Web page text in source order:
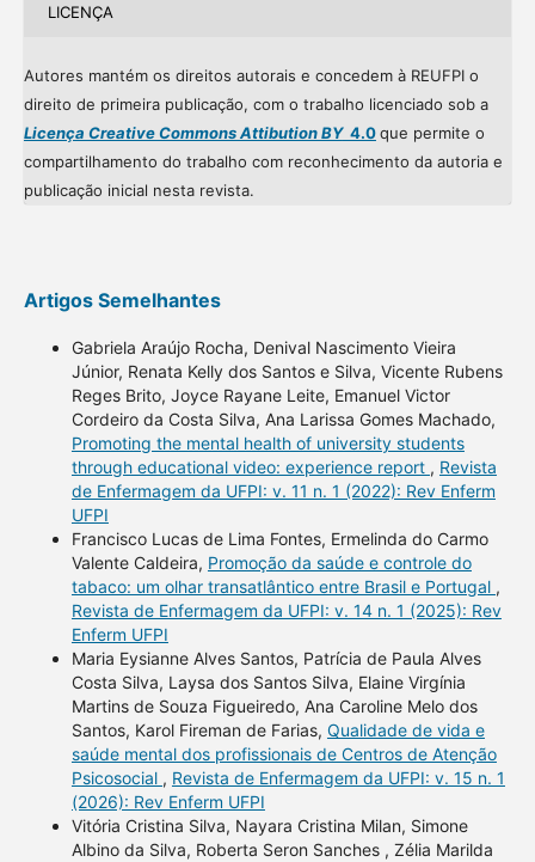
LICENÇA
Autores mantém os direitos autorais e concedem à REUFPI o
direito de primeira publicação, com o trabalho licenciado sob a
Licença Creative Commons Attibution BY4.0que permite o
compartilhamento do trabalho com reconhecimento da autoria e
publicação inicial nesta revista.
Artigos Semelhantes
Gabriela Araújo Rocha, Denival Nascimento Vieira
Júnior, Renata Kelly dos Santos e Silva, Vicente Rubens
Reges Brito, Joyce Rayane Leite, Emanuel Victor
Cordeiro da Costa Silva, Ana Larissa Gomes Machado,
Promoting the mental health of university students
through educational video: experience report , Revista
de Enfermagem da UFPI: v. 11 n. 1 (2022): Rev Enferm
UFPI
Francisco Lucas de Lima Fontes, Ermelinda do Carmo
Valente Caldeira, Promoção da saúde e controle do
tabaco: um olhar transatlântico entre Brasil e Portugal ,
Revista de Enfermagem da UFPI: v. 14 n. 1 (2025): Rev
Enferm UFPI
Maria Eysianne Alves Santos, Patrícia de Paula Alves
Costa Silva, Laysa dos Santos Silva, Elaine Virgínia
Martins de Souza Figueiredo, Ana Caroline Melo dos
Santos, Karol Fireman de Farias, Qualidade de vida e
saúde mental dos profissionais de Centros de Atenção
Psicosocial , Revista de Enfermagem da UFPI: v. 15 n. 1
(2026): Rev Enferm UFPI
Vitória Cristina Silva, Nayara Cristina Milan, Simone
Albino da Silva, Roberta Seron Sanches , Zélia Marilda